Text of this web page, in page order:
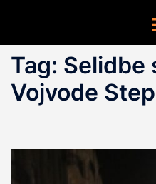
Tag: Selidbe
Vojvode